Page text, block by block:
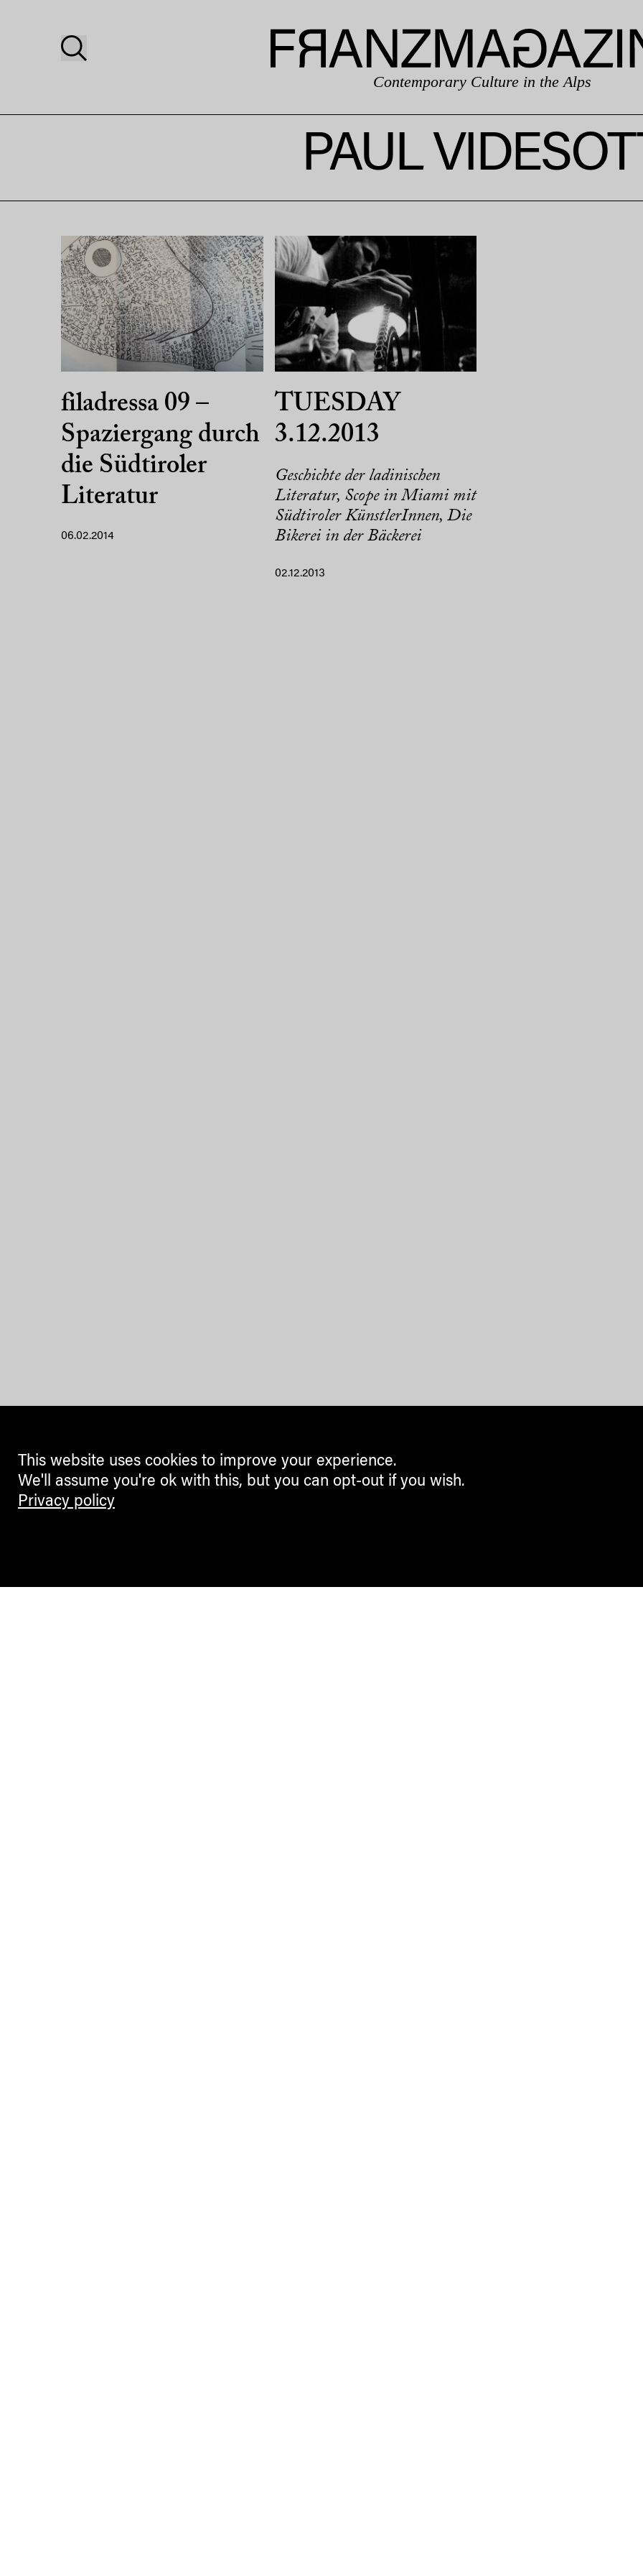
Contemporary Culture in the Alps
PAUL
filadressa 09 –
Spaziergang durch
die Südtiroler
Literatur
06.02.2014
TUESDAY
3.12.2013
Geschichte der ladinischen
Literatur, Scope in Miami mit
Südtiroler KünstlerInnen, Die
Bikerei in der Bäckerei
02.12.2013
This website uses cookies to improve your experience.
We'll assume you're ok with this, but you can opt-out if you wish.
Privacy policy